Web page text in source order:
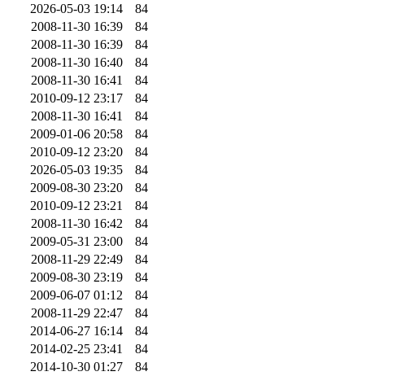
2026-05-03 19:14
84
2008-11-30 16:39
84
2008-11-30 16:39
84
2008-11-30 16:40
84
2008-11-30 16:41
84
2010-09-12 23:17
84
2008-11-30 16:41
84
2009-01-06 20:58
84
2010-09-12 23:20
84
2026-05-03 19:35
84
2009-08-30 23:20
84
2010-09-12 23:21
84
2008-11-30 16:42
84
2009-05-31 23:00
84
2008-11-29 22:49
84
2009-08-30 23:19
84
2009-06-07 01:12
84
2008-11-29 22:47
84
2014-06-27 16:14
84
2014-02-25 23:41
84
2014-10-30 01:27
84